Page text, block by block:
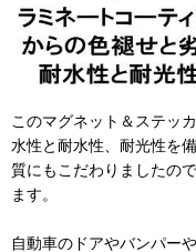
このマグネット＆ステッ
水性と耐水性、耐光性を
質にもこだわりましたの
ます。
自動車のドアやバンパー